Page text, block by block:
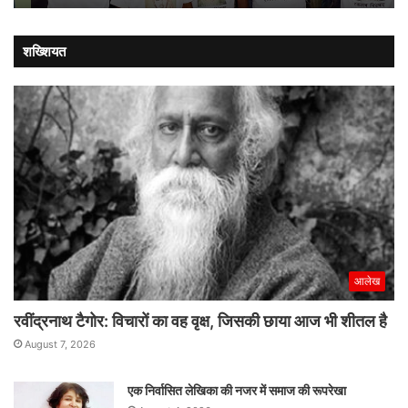
शख्शियत
आलेख
रवींद्रनाथ टैगोर: विचारों का वह वृक्ष, जिसकी छाया आज भी शीतल है
August 7, 2026
एक निर्वासित लेखिका की नजर में समाज की रूपरेखा